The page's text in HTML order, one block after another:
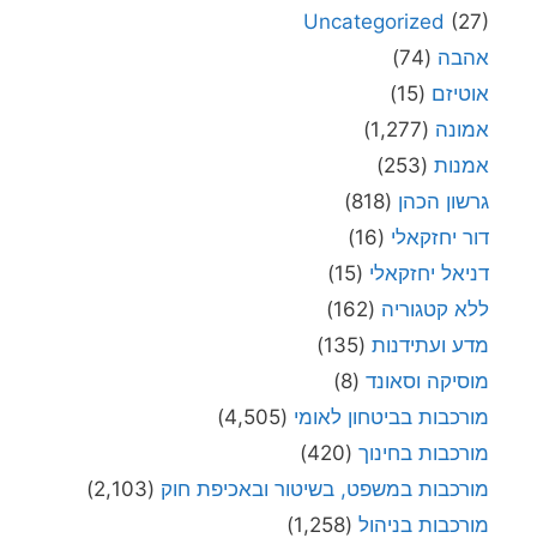
Uncategorized (27)
אהבה (74)
אוטיזם (15)
אמונה (1,277)
אמנות (253)
גרשון הכהן (818)
דור יחזקאלי (16)
דניאל יחזקאלי (15)
ללא קטגוריה (162)
מדע ועתידנות (135)
מוסיקה וסאונד (8)
מורכבות בביטחון לאומי (4,505)
מורכבות בחינוך (420)
מורכבות במשפט, בשיטור ובאכיפת חוק (2,103)
מורכבות בניהול (1,258)